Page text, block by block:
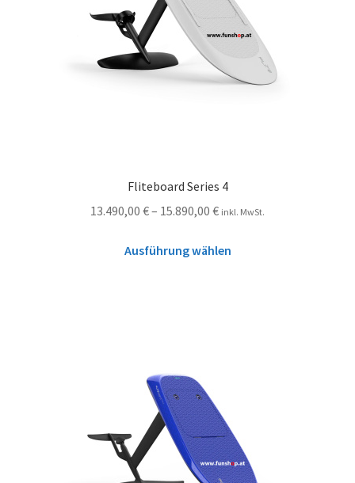
Fliteboard Series 4
13.490,00 €– 15.890,00 € inkl. MwSt.
Ausführung wählen